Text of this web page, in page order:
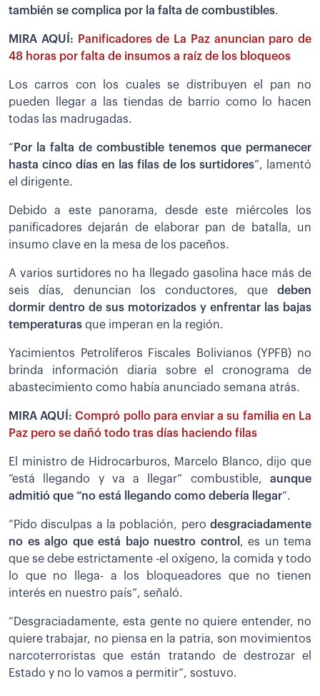
también se complica por la falta de combustibles.
MIRA AQUÍ:
Panificadores de La Paz anuncian paro de
48 horas por falta de insumos a raíz de los bloqueos
Los carros con los cuales se distribuyen el pan no
pueden llegar a las tiendas de barrio como lo hacen
todas las madrugadas.
“ Por la falta de combustible tenemos que permanecer
hasta cinco días en las filas de los surtidores”, lamentó
el dirigente.
Debido a este panorama, desde este miércoles los
panificadores dejarán de elaborar pan de batalla, un
insumo clave en la mesa de los paceños.
A varios surtidores no ha llegado gasolina hace más de
seis días, denuncian los conductores, que deben
dormir dentro de sus motorizados y enfrentar las bajas
temperaturas que imperan en la región.
Yacimientos Petrolíferos Fiscales Bolivianos (YPFB) no
brinda información diaria sobre el cronograma de
abastecimiento como había anunciado semana atrás.
MIRA AQUÍ:Compró pollo para enviar a su familia en La
Paz pero se dañó todo tras días haciendo filas
El ministro de Hidrocarburos, Marcelo Blanco, dijo que
“está llegando y va a llegar” combustible, aunque
admitió que “no está llegando como debería llegar”.
”Pido disculpas a la población, pero desgraciadamente
no es algo que está bajo nuestro control , es un tema
que se debe estrictamente -el oxígeno, la comida y todo
lo que no llega- a los bloqueadores que no tienen
interés en nuestro país”, señaló.
“Desgraciadamente, esta gente no quiere entender, no
quiere trabajar, no piensa en la patria, son movimientos
narcoterroristas que están tratando de destrozar el
Estado y no lo vamos a permitir”, sostuvo.